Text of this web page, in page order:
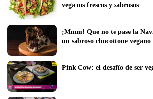
¡Mmm! Que no te pase la
un sabroso chocottone vegano